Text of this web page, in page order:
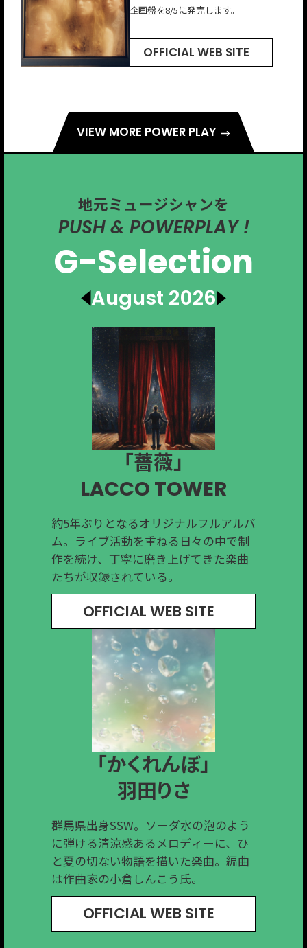
VIEW MORE POWER PLAY
企画盤を8/5に発売します。
OFFICIAL WEB SITE
Endとのコラボシングルもリリースし
OFFICIAL WEB SITE
ジャズの名門ヴァーヴレコードと契約
OFFICIAL WEB SITE
サウンドが特徴。
OFFICIAL WEB SITE
ク／アメリカーナの人気シンガー・ソ
OFFICIAL WEB SITE
地元ミュージシャンを
PUSH & POWERPLAY !
G-Selection
August 2026
「薔薇」
LACCO TOWER
約5年ぶりとなるオリジナルフルアルバ
ム。ライブ活動を重ねる日々の中で制
作を続け、丁寧に磨き上げてきた楽曲
たちが収録されている。
OFFICIAL WEB SITE
「かくれんぼ」
羽田りさ
群馬県出身SSW。ソーダ水の泡のよう
に弾ける清涼感あるメロディーに、ひ
と夏の切ない物語を描いた楽曲。編曲
は作曲家の小倉しんこう氏。
OFFICIAL WEB SITE
「Halo」
SHAKALABBITS
2024年に活動を再開した
SHAKALABBITSが、再開後初となるミ
ニアルバムをリリース。ポップセンス
とスカパンクを軸としたサウンドが魅
力の１枚。
OFFICIAL WEB SITE
「毒」
工藤さくら
高崎出身の宅録音楽家。これまでの柔
らかでアンビエントな作風とは異な
り、疾走感溢れるストロングなロック
チューンに仕上がっている。
OFFICIAL WEB SITE
「Needed」
Ovall
桐生市在住mabanuaのバンド。メンバ
ー3人全員がプロデューサーとしても活
躍する音楽集団。光と影を映し出す二
面性が際立つアルバム。
OFFICIAL WEB SITE
「HIGHLIGHT」
Ivy to Fraudulent Game
群馬県で結成された3人組ロックバン
ド。15周年イヤーを終えた節目に制作
された本作は、原点回帰の意思を色濃
く反映したEP になった。
OFFICIAL WEB SITE
「レッツゴー花札」
ザ・リーサルウェポンズ
アメリカ出身サイボーグジョーさん
と、前橋出身アイキッドさんのユニッ
ト。
「花札」をテーマにした 80年代風ディ
スコソング。
OFFICIAL WEB SITE
「Small tree」
脇山えりか
福岡出身・群馬在住のシンガーソング
ライター。牧歌的でハートウォームな
歌声をアコースティックサウンドとと
もに届けている。
OFFICIAL WEB SITE
「euphoria」
The Gentle Flower.
沼田発の４人組ロックバンドThe
Gentle Flower. 日常の中に生まれる理
想と現実のわずかな “ズレ” に焦点を当
てた、哲学的な一曲。
OFFICIAL WEB SITE
「終わりが手招きしている」
HoSoVoSo
三重出身、高崎在住のシンガーソング
ライターホソボソ。「僕も誰かにアレ
ンジされたい。」という自身の一言か
ら、登山仲間で音楽家のはるこうべさ
んによるアレンジが決まり制作した
OFFICIAL WEB SITE